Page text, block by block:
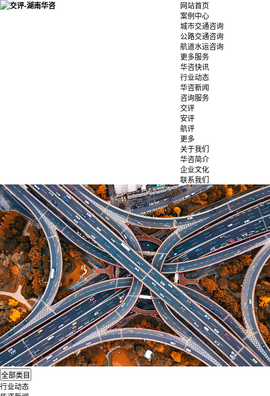
网站首页
案例中心
城市交通咨询
公路交通咨询
航道水运咨询
更多服务
华咨快讯
行业动态
华咨新闻
咨询服务
交评
安评
航评
更多
关于我们
华咨简介
企业文化
联系我们
行业动态